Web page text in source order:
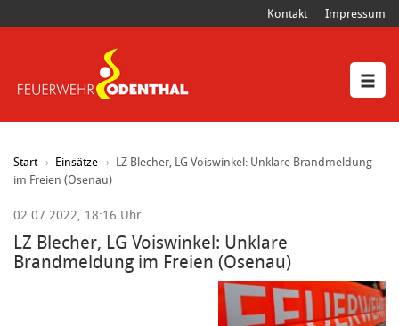
Kontakt Impressum
Start Einsätze
LZ Blecher, LG Voiswinkel: Unklare Brandmeldung
im Freien (Osenau)
02.07.2022, 18:16 Uhr
LZ Blecher, LG Voiswinkel: Unklare
Brandmeldung im Freien (Osenau)